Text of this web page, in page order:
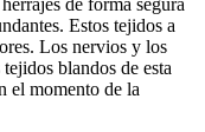
de forma segura
Estos tejidos a
Los nervios y los
blandos de esta
el momento de la